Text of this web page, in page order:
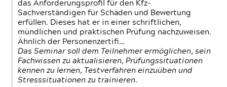
das Anforderungsprofil für den Kfz-
Sachverständigen für Schäden und Bewertung
erfüllen. Dieses hat er in einer schriftlichen,
mündlichen und praktischen Prüfung nachzuweisen.
Ähnlich der Personenzertifi…
Das Seminar soll dem Teilnehmer ermöglichen, sein
Fachwissen zu aktualisieren, Prüfungssituationen
kennen zu lernen, Testverfahren einzuüben und
Stresssituationen zu trainieren.